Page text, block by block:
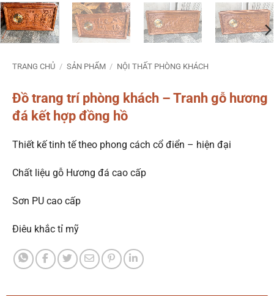
TRANG CHỦ / SẢN PHẨM / NỘI THẤT PHÒNG KHÁCH
Đồ trang trí phòng khách – Tranh gỗ hương
đá kết hợp đồng hồ
Thiết kế tinh tế theo phong cách cổ điển – hiện đại
Chất liệu gỗ Hương đá cao cấp
Sơn PU cao cấp
Điêu khắc tỉ mỹ